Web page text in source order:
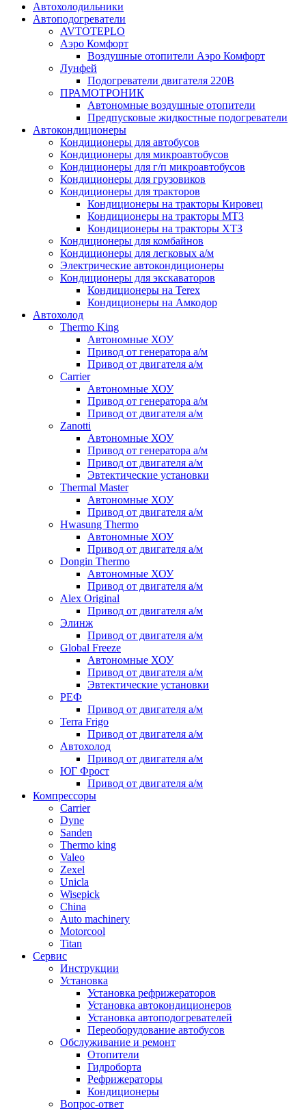
Автохолодильники
Автоподогреватели
AVTOTEPLO
Аэро Комфорт
Воздушные отопители Аэро Комфорт
Лунфей
Подогреватели двигателя 220В
ПРАМОТРОНИК
Автономные воздушные отопители
Предпусковые жидкостные подогреватели
Автокондиционеры
Кондиционеры для автобусов
Кондиционеры для микроавтобусов
Кондиционеры для г/п микроавтобусов
Кондиционеры для грузовиков
Кондиционеры для тракторов
Кондиционеры на тракторы Кировец
Кондиционеры на тракторы МТЗ
Кондиционеры на тракторы ХТЗ
Кондиционеры для комбайнов
Кондиционеры для легковых а/м
Электрические автокондиционеры
Кондиционеры для экскаваторов
Кондиционеры на Terex
Кондиционеры на Амкодор
Автохолод
Thermo King
Автономные ХОУ
Привод от генератора а/м
Привод от двигателя а/м
Carrier
Автономные ХОУ
Привод от генератора а/м
Привод от двигателя а/м
Zanotti
Автономные ХОУ
Привод от генератора а/м
Привод от двигателя а/м
Эвтектические установки
Thermal Master
Автономные ХОУ
Привод от двигателя а/м
Hwasung Thermo
Автономные ХОУ
Привод от двигателя а/м
Dongin Thermo
Автономные ХОУ
Привод от двигателя а/м
Alex Original
Привод от двигателя а/м
Элинж
Привод от двигателя а/м
Global Freeze
Автономные ХОУ
Привод от двигателя а/м
Эвтектические установки
РЕФ
Привод от двигателя а/м
Terra Frigo
Привод от двигателя а/м
Автохолод
Привод от двигателя а/м
ЮГ Фрост
Привод от двигателя а/м
Компрессоры
Carrier
Dyne
Sanden
Thermo king
Valeo
Zexel
Unicla
Wisepick
China
Auto machinery
Motorcool
Titan
Сервис
Инструкции
Установка
Установка рефрижераторов
Установка автокондиционеров
Установка автоподогревателей
Переоборудование автобусов
Обслуживание и ремонт
Отопители
Гидроборта
Рефрижераторы
Кондиционеры
Вопрос-ответ